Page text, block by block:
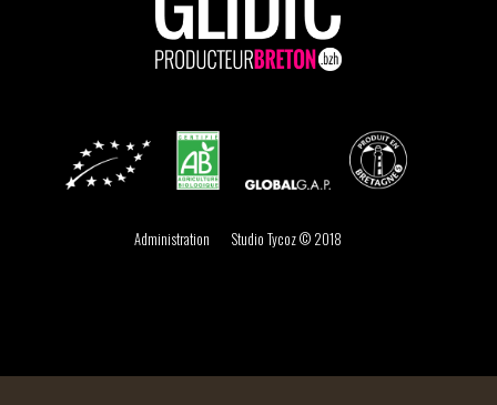
Administration Studio Tycoz © 2018